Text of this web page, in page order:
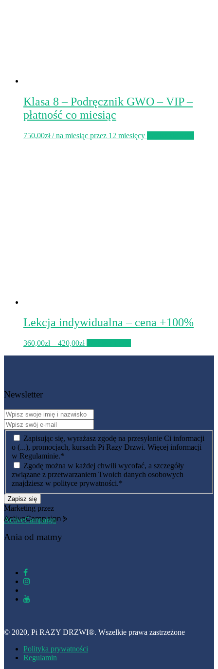
Klasa 8 – Podręcznik GWO – VIP –
płatność co miesiąc
750,00zł / na miesiąc przez 12 miesięcy
Lekcja indywidualna – cena +100%
360,00zł– 420,00zł
Newsletter
Zapisując się, wyrażasz zgodę na przesyłanie Ci informacji
o (...), promocjach, kursach Pi Razy Drzwi. Więcej informacji
w Regulaminie.*
Zgodę można w każdej chwili wycofać, a szczegóły
związane z przetwarzaniem Twoich danych osobowych
znajdziesz w polityce prywatności.*
Zapisz się
Marketing przez
ActiveCampaign
Ania od matmy
© 2020, Pi RAZY DRZWI®. Wszelkie prawa zastrzeżone
Polityka prywatności
Regulamin